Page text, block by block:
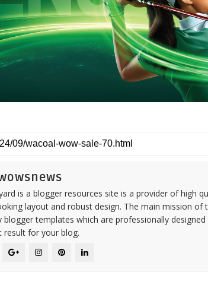
is a blogger resources site is a provider of high
layout and robust design. The main mission of
blogger templates which are professionally
result for your blog.